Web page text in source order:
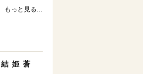
もっと見る...
結 姫 蒼